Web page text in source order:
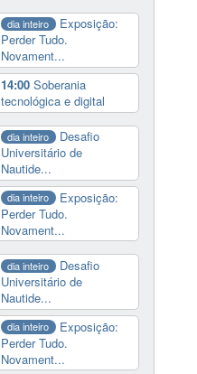
dia inteiro
Exposição:
Perder Tudo.
Novament...
14:00 Soberania
tecnológica e digital
dia inteiro
Desafio
Universitário de
Nautide...
dia inteiro
Exposição:
Perder Tudo.
Novament...
dia inteiro
Desafio
Universitário de
Nautide...
dia inteiro
Exposição:
Perder Tudo.
Novament...